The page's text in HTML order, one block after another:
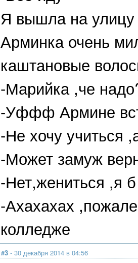
Я вышла на улицу
Арминка очень
каштановые
-Марийка ,че
-Уффф Армине
-Не хочу учиться
-Может замуж
-Нет,жениться ,я
-Ахахахах
колледже
#3 - 30 декабря 2014 в 04:56